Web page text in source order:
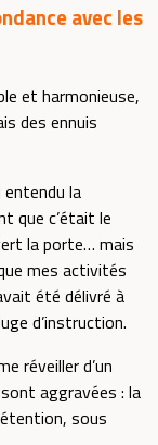
avec les
et harmonieuse,
des ennuis
entendu la
que c’était le
la porte… mais
mes activités
été délivré à
d’instruction.
réveiller d’un
aggravées : la
sous